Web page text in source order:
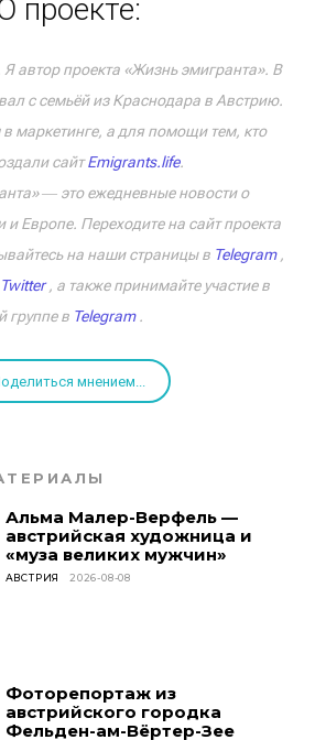
проекте:
автор проекта «Жизнь эмигранта». В
с семьёй из Краснодара в Австрию.
маркетинге, а для помощи тем, кто
сайтEmigrants.life.
― это ежедневные новости о
и Европе. Переходите на сайт проекта
на наши страницы в Telegram,
Twitter, а также принимайте участие в
группе в Telegram.
мнением...
Альма Малер-Верфель —
австрийская художница и
«муза великих мужчин»
АВСТРИЯ 2026-08-08
Фоторепортаж из
австрийского городка
Фельден-ам-Вёртер-Зее